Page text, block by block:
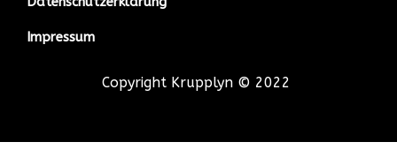
Impressum
Copyright Krupplyn © 2022